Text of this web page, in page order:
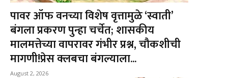
पावर ऑफ वनच्या विशेष वृत्तामुळे ‘स्वाती’
बंगला प्रकरण पुन्हा चर्चेत; शासकीय
मालमत्तेच्या वापरावर गंभीर प्रश्न, चौकशीची
मागणी!प्रेस क्लबचा बंगल्याला...
August 2, 2026